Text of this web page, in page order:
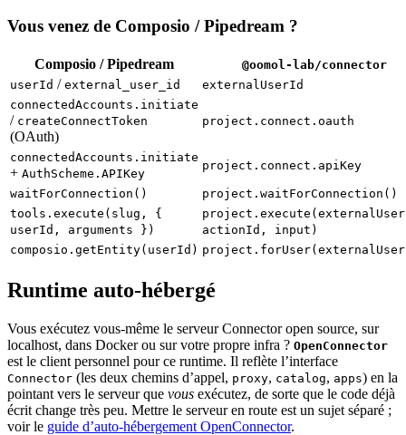
Vous venez de Composio / Pipedream ?
Composio / Pipedream
@oomol-lab/connector
userId / external_user_id
externalUserId
connectedAccounts.initiate
/ createConnectToken
(OAuth)
project.connect.oauth
connectedAccounts.initiate
+ AuthScheme.APIKey
project.connect.apiKey
waitForConnection()
project.waitForConnection()
tools.execute(slug, {
userId, arguments })
actionId, input)
composio.getEntity(userId)
Runtime auto-hébergé
Vous exécutez vous-même le serveur Connector open source, sur
localhost, dans Docker ou sur votre propre infra ? OpenConnector
est le client personnel pour ce runtime. Il reflète l’interface
Connector (les deux chemins d’appel, proxy, catalog, apps) en la
pointant vers le serveur que vous exécutez, de sorte que le code déjà
écrit change très peu. Mettre le serveur en route est un sujet séparé ;
voir le guide d’auto-hébergement OpenConnector.